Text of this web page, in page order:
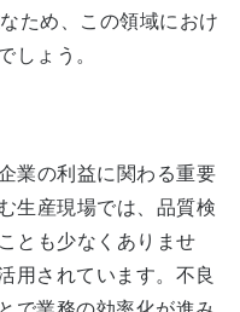
ため、この領域におけ
しょう。
業の利益に関わる重要
生産現場では、品質検
とも少なくありませ
用されています。不良